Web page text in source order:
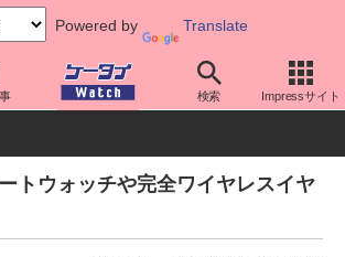
Powered by Translate
検索 Impressサイト
機器/アクセサリー ウェアラブル スマー
トウォッチや完全ワイヤレスイヤ